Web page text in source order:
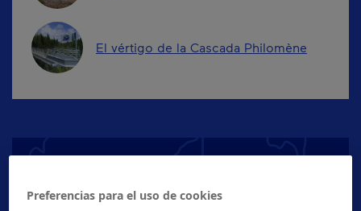
El vértigo de la Cascada Philomène
Preferencias para el uso de cookies